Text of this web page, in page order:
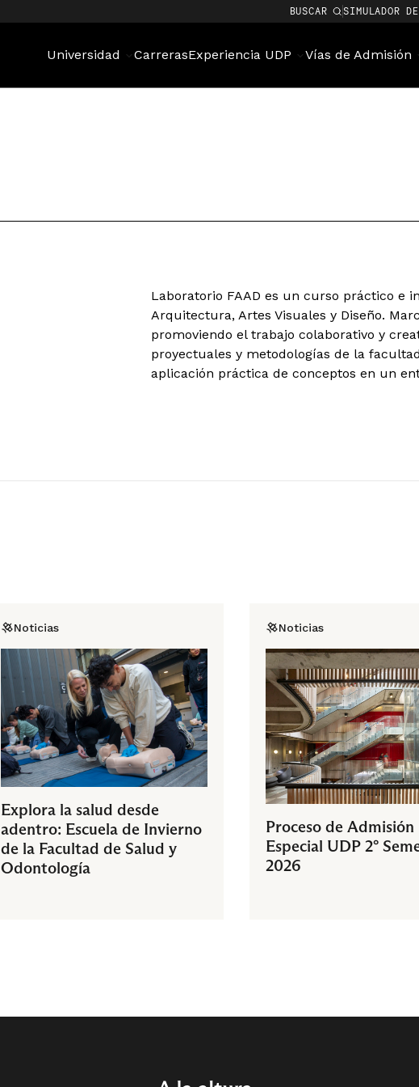
BUSCAR SIMULADOR
Universidad CarrerasExperiencia UDP Vías de Admisión
Laboratorio FAAD es un curso práctico e
Arquitectura, Artes Visuales y Diseño.
promoviendo el trabajo colaborativo y
proyectuales y metodologías de la
aplicación práctica de conceptos en un
Noticias
Explora la salud desde
adentro: Escuela de Invierno
de la Facultad de Salud y
Odontología
Noticias
Proceso de Admisión
Especial UDP 2°
2026